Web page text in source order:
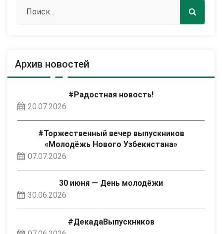
Архив новостей
#Радостная новость!
20.07.2026
#Торжественный вечер выпускников
«Молодёжь Нового Узбекистана»
07.07.2026
30 июня — День молодёжи
30.06.2026
#ДекадаВыпускников